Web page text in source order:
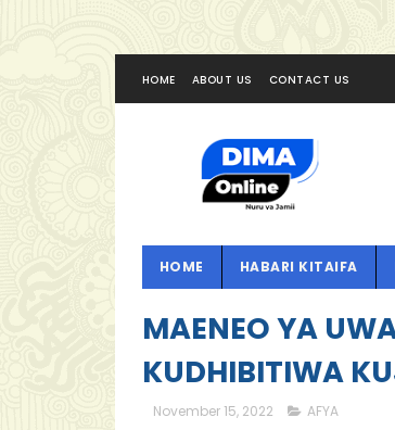
HOME ABOUT US CONTACT US
HOME HABARI KITAIFA
MAENEO YA
KUDHIBITIWA
November 15, 2022 AFYA